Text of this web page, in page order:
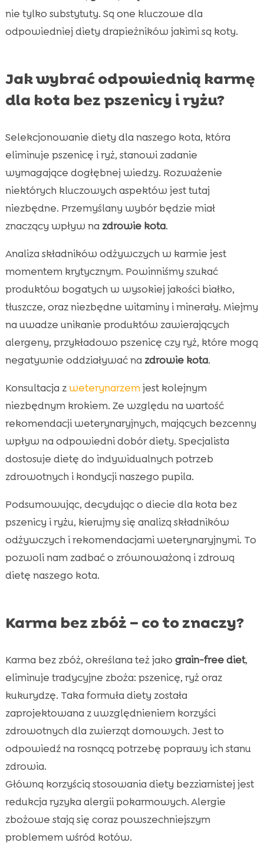
nie tylko substytuty. Są one kluczowe dla
odpowiedniej diety drapieżników jakimi są koty.
Jak wybrać odpowiednią karmę
dla kota bez pszenicy i ryżu?
Selekcjonowanie diety dla naszego kota, która
eliminuje pszenicę i ryż, stanowi zadanie
wymagające dogłębnej wiedzy. Rozważenie
niektórych kluczowych aspektów jest tutaj
niezbędne. Przemyślany wybór będzie miał
znaczący wpływ na zdrowie kota.
Analiza składników odżywczych w karmie jest
momentem krytycznym. Powinniśmy szukać
produktów bogatych w wysokiej jakości białko,
tłuszcze, oraz niezbędne witaminy i minerały. Miejmy
na uwadze unikanie produktów zawierających
alergeny, przykładowo pszenicę czy ryż, które mogą
negatywnie oddziaływać na zdrowie kota.
Konsultacja zweterynarzem jest kolejnym
niezbędnym krokiem. Ze względu na wartość
rekomendacji weterynaryjnych, mających bezcenny
wpływ na odpowiedni dobór diety. Specjalista
dostosuje dietę do indywidualnych potrzeb
zdrowotnych i kondycji naszego pupila.
Podsumowując, decydując o diecie dla kota bez
pszenicy i ryżu, kierujmy się analizą składników
odżywczych i rekomendacjami weterynaryjnymi. To
pozwoli nam zadbać o zrównoważoną i zdrową
dietę naszego kota.
Karma bez zbóż – co to znaczy?
Karma bez zbóż, określana też jako grain-free diet,
eliminuje tradycyjne zboża: pszenicę, ryż oraz
kukurydzę. Taka formuła diety została
zaprojektowana z uwzględnieniem korzyści
zdrowotnych dla zwierząt domowych. Jest to
odpowiedź na rosnącą potrzebę poprawy ich stanu
zdrowia.
Główną korzyścią stosowania diety bezziarnistej jest
redukcja ryzyka alergii pokarmowych. Alergie
zbożowe stają się coraz powszechniejszym
problemem wśród kotów.